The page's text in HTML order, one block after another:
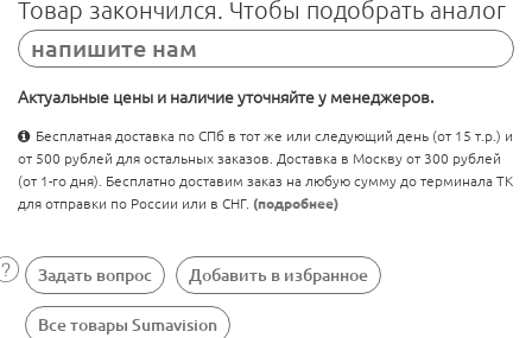
Товар закончился. Чтобы подобрать аналог
напишите нам
Актуальные цены и наличие уточняйте у менеджеров.
Бесплатная доставка по СПб в тот же или следующий день (от 15 т.р.) и
от 500 рублей для остальных заказов. Доставка в Москву от 300 рублей
(от 1-го дня). Бесплатно доставим заказ на любую сумму до терминала ТК
для отправки по России или в СНГ. (подробнее)
Задать вопрос Добавить в избранное
Все товары Sumavision